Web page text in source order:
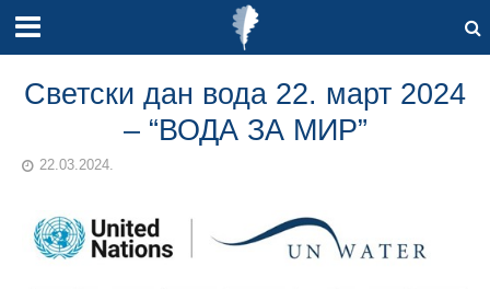
Светски дан вода 22. март 2024
– “ВОДА ЗА МИР”
22.03.2024.